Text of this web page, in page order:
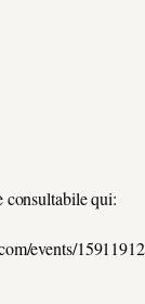
consultabile qui:
events/